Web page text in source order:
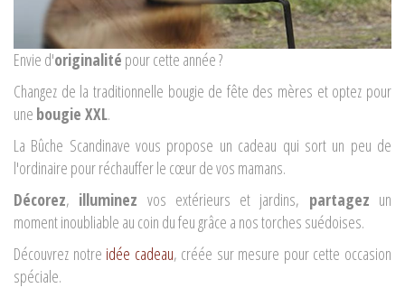
Envie d'originalité pour cette année ?
Changez de la traditionnelle bougie de fête des mères et optez pour
une bougie XXL.
La Bûche Scandinave vous propose un cadeau qui sort un peu de
l'ordinaire pour réchauffer le cœur de vos mamans.
Décorez, illuminez vos extérieurs et jardins, partagez un
moment inoubliable au coin du feu grâce a nos torches suédoises.
Découvrez notre idée cadeau, créée sur mesure pour cette occasion
spéciale.